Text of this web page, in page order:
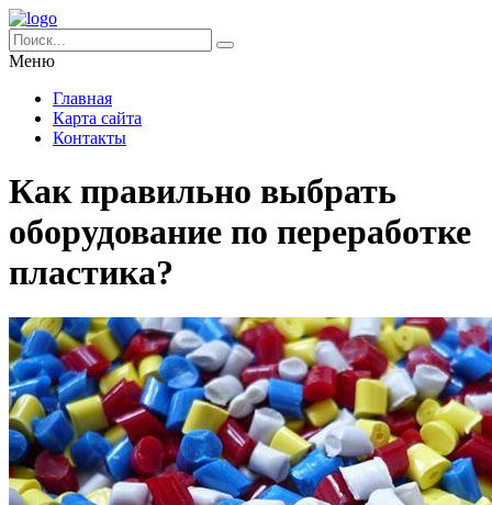
Меню
Главная
Карта сайта
Контакты
Как правильно выбрать
оборудование по переработке
пластика?